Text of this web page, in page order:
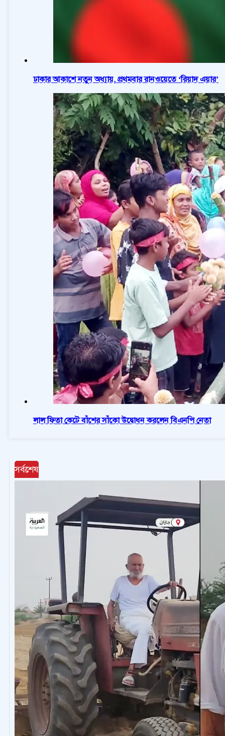
ঢাকার আকাশে নতুন অধ্যায়, প্রথমবার রানওয়েতে ‘রিয়াদ এয়ার’
লাল ফিতা কেটে বাঁশের সাঁকো উদ্বোধন করলেন বিএনপি নেতা
সর্বশেষ